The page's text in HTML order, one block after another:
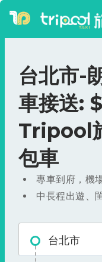
台北市-
車接送:
Tripool
包車
專車到府，機
中長程出遊、
台北市